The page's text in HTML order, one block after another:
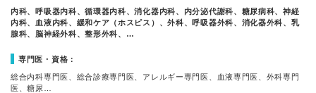
内科、呼吸器内科、循環器内科、消化器内科、内分泌代謝科、糖尿病科、神経
内科、血液内科、緩和ケア（ホスピス）、外科、呼吸器外科、消化器外科、乳
腺科、脳神経外科、整形外科、…
専門医・資格：
総合内科専門医、総合診療専門医、アレルギー専門医、血液専門医、外科専門
医、糖尿…